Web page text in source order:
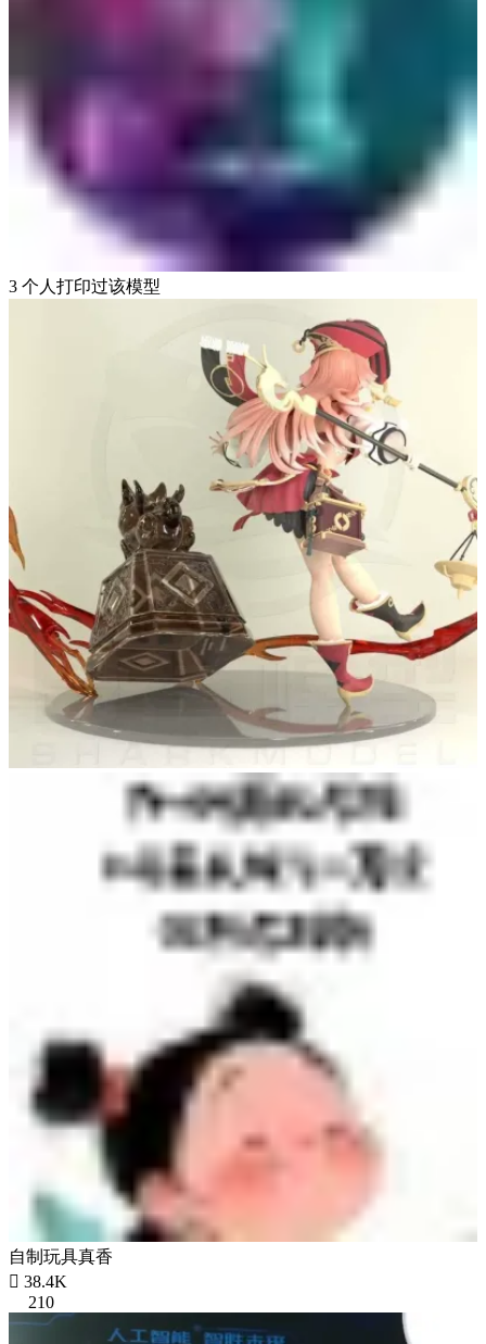
3 个人打印过该模型
自制玩具真香
 38.4K
210